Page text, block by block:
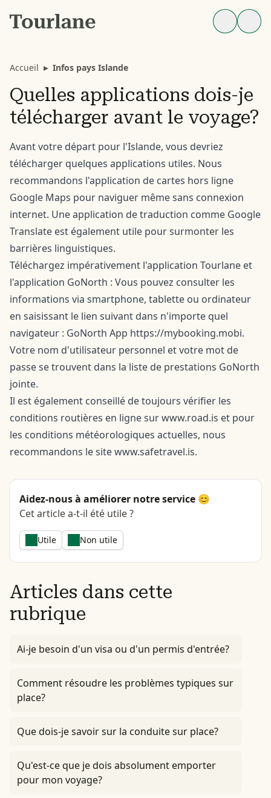
Accueil ▸ Infos pays Islande
Quelles applications dois-je
télécharger avant le voyage?
Avant votre départ pour l'Islande, vous devriez
télécharger quelques applications utiles. Nous
recommandons l'application de cartes hors ligne
Google Maps pour naviguer même sans connexion
internet. Une application de traduction comme Google
Translate est également utile pour surmonter les
barrières linguistiques.
Téléchargez impérativement l'application Tourlane et
l'application GoNorth : Vous pouvez consulter les
informations via smartphone, tablette ou ordinateur
en saisissant le lien suivant dans n'importe quel
navigateur : GoNorth App https://mybooking.mobi.
Votre nom d'utilisateur personnel et votre mot de
passe se trouvent dans la liste de prestations GoNorth
jointe.
Il est également conseillé de toujours vérifier les
conditions routières en ligne sur www.road.is et pour
les conditions météorologiques actuelles, nous
recommandons le site www.safetravel.is.
Aidez-nous à améliorer notre service 😊
Cet article a-t-il été utile ?
Utile Non utile
Articles dans cette
rubrique
Ai-je besoin d'un visa ou d'un permis d'entrée?
Comment résoudre les problèmes typiques sur
place?
Que dois-je savoir sur la conduite sur place?
Qu'est-ce que je dois absolument emporter
pour mon voyage?